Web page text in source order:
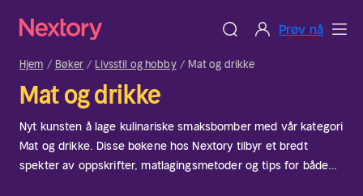
Prøv nå
Hjem Bøker Livsstil og hobby Mat og drikke
Mat og drikke
Nyt kunsten å lage kulinariske smaksbomber med vår kategori
Mat og drikke. Disse bøkene hos Nextory tilbyr et bredt
spekter av oppskrifter, matlagingsmetoder og tips for både